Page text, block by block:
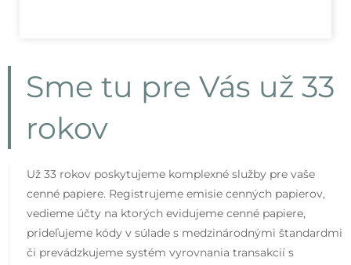
Sme tu pre Vás už 33
rokov
Už 33 rokov poskytujeme komplexné služby pre vaše
cenné papiere. Registrujeme emisie cenných papierov,
vedieme účty na ktorých evidujeme cenné papiere,
prideľujeme kódy v súlade s medzinárodnými štandardmi
či prevádzkujeme systém vyrovnania transakcií s